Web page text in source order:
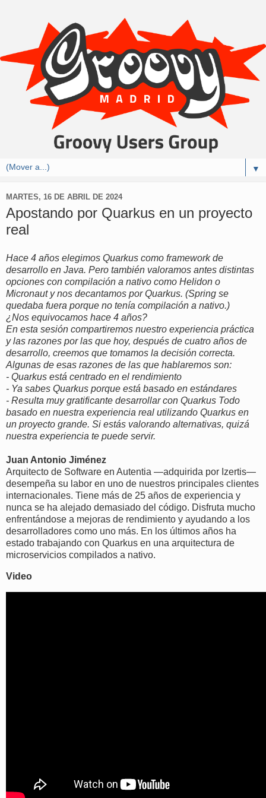
▼
MARTES, 16 DE ABRIL DE 2024
Apostando por Quarkus en un proyecto
real
Hace 4 años elegimos Quarkus como framework de
desarrollo en Java. Pero también valoramos antes distintas
opciones con compilación a nativo como Helidon o
Micronaut y nos decantamos por Quarkus. (Spring se
quedaba fuera porque no tenía compilación a nativo.)
¿Nos equivocamos hace 4 años?
En esta sesión compartiremos nuestro experiencia práctica
y las razones por las que hoy, después de cuatro años de
desarrollo, creemos que tomamos la decisión correcta.
Algunas de esas razones de las que hablaremos son:
- Quarkus está centrado en el rendimiento
- Ya sabes Quarkus porque está basado en estándares
- Resulta muy gratificante desarrollar con Quarkus Todo
basado en nuestra experiencia real utilizando Quarkus en
un proyecto grande. Si estás valorando alternativas, quizá
nuestra experiencia te puede servir.
Juan Antonio Jiménez
Arquitecto de Software en Autentia —adquirida por Izertis—
desempeña su labor en uno de nuestros principales clientes
internacionales. Tiene más de 25 años de experiencia y
nunca se ha alejado demasiado del código. Disfruta mucho
enfrentándose a mejoras de rendimiento y ayudando a los
desarrolladores como uno más. En los últimos años ha
estado trabajando con Quarkus en una arquitectura de
microservicios compilados a nativo.
Video